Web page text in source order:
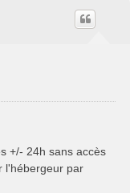
+/- 24h sans accès
l'hébergeur par